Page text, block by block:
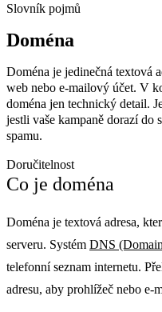
Slovník pojmů
Doména
Doména je jedinečná textová
web nebo e-mailový účet. V
doména jen technický detail.
jestli vaše kampaně dorazí do
spamu.
Doručitelnost
Co je doména
Doména je textová adresa,
serveru. Systém DNS
telefonní seznam internetu.
adresu, aby prohlížeč nebo e-